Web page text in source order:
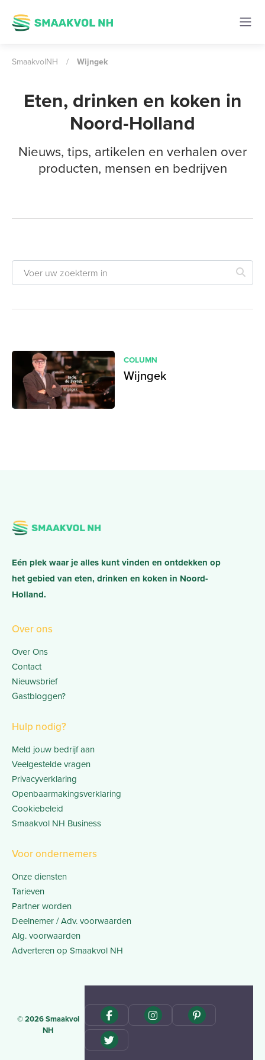
SmaakvolNH / Wijngek
Eten, drinken en koken in
Noord-Holland
Nieuws, tips, artikelen en verhalen over
producten, mensen en bedrijven
COLUMN
Wijngek
Eén plek waar je alles kunt vinden en ontdekken op
het gebied van eten, drinken en koken in Noord-
Holland.
Over ons
Over Ons
Contact
Nieuwsbrief
Gastbloggen?
Hulp nodig?
Meld jouw bedrijf aan
Veelgestelde vragen
Privacyverklaring
Openbaarmakingsverklaring
Cookiebeleid
Smaakvol NH Business
Voor ondernemers
Onze diensten
Tarieven
Partner worden
Deelnemer / Adv. voorwaarden
Alg. voorwaarden
Adverteren op Smaakvol NH
© 2026 Smaakvol
NH